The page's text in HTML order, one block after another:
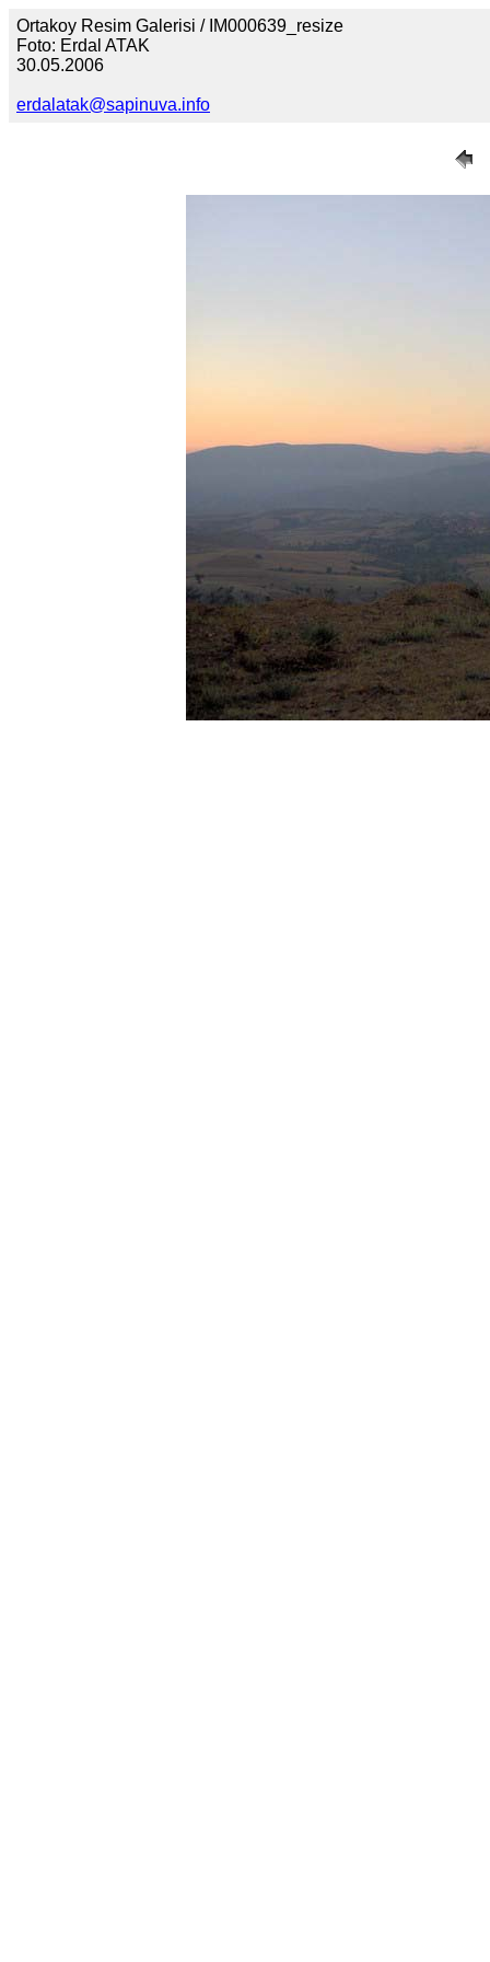
Ortakoy Resim Galerisi / IM000639_resize
Foto: Erdal ATAK
30.05.2006
erdalatak@sapinuva.info